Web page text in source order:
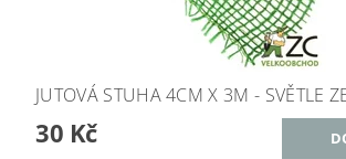
JUTOVÁ STUHA 4CM X 3M - SVĚTLE
30 Kč